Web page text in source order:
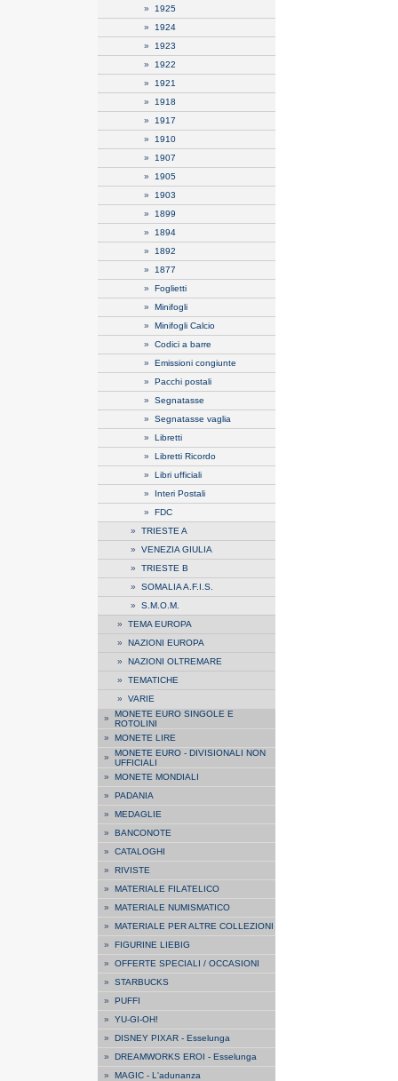
» 1925
» 1924
» 1923
» 1922
» 1921
» 1918
» 1917
» 1910
» 1907
» 1905
» 1903
» 1899
» 1894
» 1892
» 1877
» Foglietti
» Minifogli
» Minifogli Calcio
» Codici a barre
» Emissioni congiunte
» Pacchi postali
» Segnatasse
» Segnatasse vaglia
» Libretti
» Libretti Ricordo
» Libri ufficiali
» Interi Postali
» FDC
» TRIESTE A
» VENEZIA GIULIA
» TRIESTE B
» SOMALIA A.F.I.S.
» S.M.O.M.
» TEMA EUROPA
» NAZIONI EUROPA
» NAZIONI OLTREMARE
» TEMATICHE
» VARIE
» MONETE EURO SINGOLE E
ROTOLINI
» MONETE LIRE
» MONETE EURO - DIVISIONALI NON
UFFICIALI
» MONETE MONDIALI
» PADANIA
» MEDAGLIE
» BANCONOTE
» CATALOGHI
» RIVISTE
» MATERIALE FILATELICO
» MATERIALE NUMISMATICO
» MATERIALE PER ALTRE COLLEZIONI
» FIGURINE LIEBIG
» OFFERTE SPECIALI / OCCASIONI
» STARBUCKS
» PUFFI
» YU-GI-OH!
» DISNEY PIXAR - Esselunga
» DREAMWORKS EROI - Esselunga
» MAGIC - L'adunanza